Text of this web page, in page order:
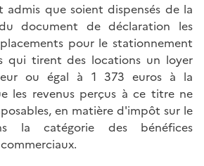
admis que soient dispensés de la
document de déclaration les
pour le stationnement
qui tirent des locations un loyer
ou égal à 1 373 euros à la
les revenus perçus à ce titre ne
en matière d'impôt sur le
la catégorie des bénéfices